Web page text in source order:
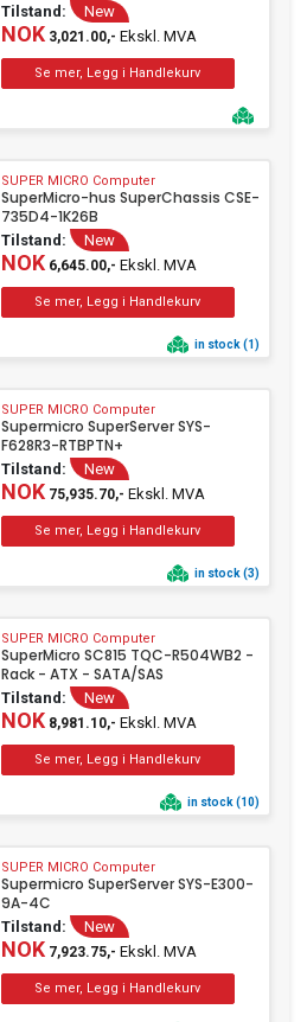
Tilstand: New
NOK3,021.00,- Ekskl. MVA
SUPER MICRO Computer
SuperMicro-hus SuperChassis CSE-
735D4-1K26B
Tilstand: New
NOK6,645.00,- Ekskl. MVA
in stock (1)
SUPER MICRO Computer
Supermicro SuperServer SYS-
F628R3-RTBPTN+
Tilstand: New
NOK75,935.70,- Ekskl. MVA
in stock (3)
SUPER MICRO Computer
SuperMicro SC815 TQC-R504WB2 -
Rack - ATX - SATA/SAS
Tilstand: New
NOK8,981.10,- Ekskl. MVA
in stock (10)
SUPER MICRO Computer
Supermicro SuperServer SYS-E300-
9A-4C
Tilstand: New
NOK7,923.75,- Ekskl. MVA